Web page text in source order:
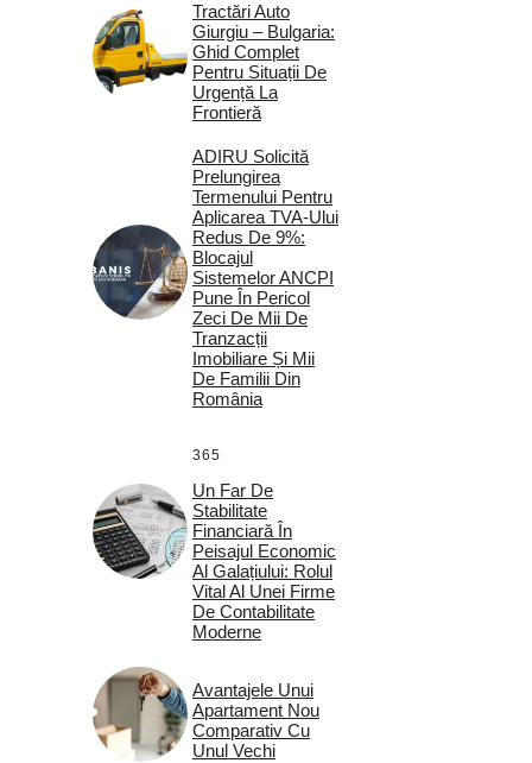
Tractări Auto
Giurgiu – Bulgaria:
Ghid Complet
Pentru Situații De
Urgență La
Frontieră
ADIRU Solicită
Prelungirea
Termenului Pentru
Aplicarea TVA-Ului
Redus De 9%:
Blocajul
Sistemelor ANCPI
Pune În Pericol
Zeci De Mii De
Tranzacții
Imobiliare Și Mii
De Familii Din
România
365
Un Far De
Stabilitate
Financiară În
Peisajul Economic
Al Galațiului: Rolul
Vital Al Unei Firme
De Contabilitate
Moderne
Avantajele Unui
Apartament Nou
Comparativ Cu
Unul Vechi